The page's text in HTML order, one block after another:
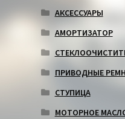
АКСЕССУАРЫ
АМОРТИЗАТОР
ПРИВОДНЫЕ
СТУПИЦА
МОТОРНОЕ